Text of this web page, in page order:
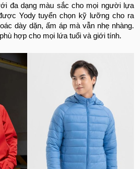
đa dạng màu sắc cho mọi người lựa
Yody tuyển chọn kỹ lưỡng cho ra
dày dặn, ấm áp mà vẫn nhẹ nhàng.
hợp cho mọi lứa tuổi và giới tính.